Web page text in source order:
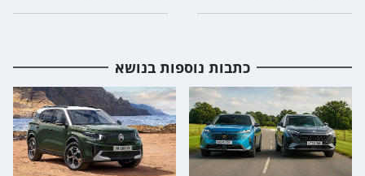
כתבות נוספות בנושא